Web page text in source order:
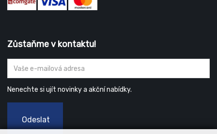
Zůstaňme v kontaktu!
Nenechte si ujít novinky a akční nabídky.
Odeslat